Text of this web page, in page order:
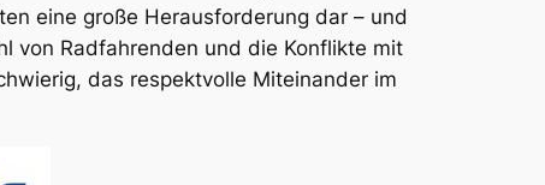
eine große Herausforderung dar – und
von Radfahrenden und die Konflikte mit
das respektvolle Miteinander im